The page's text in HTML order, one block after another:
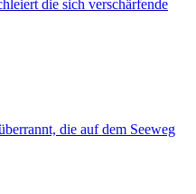
die sich verschärfende
die auf dem Seeweg